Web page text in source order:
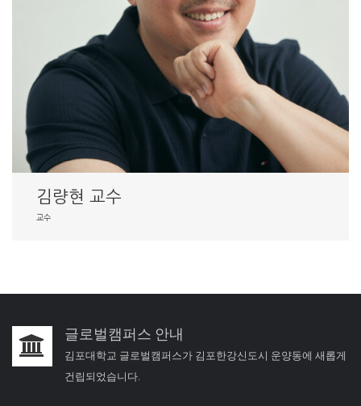
김량현 교수
교수
글로벌캠퍼스 안내
김포대학교 글로벌캠퍼스가 김포한강신도시 운양동에 새롭게
건립되었습니다.